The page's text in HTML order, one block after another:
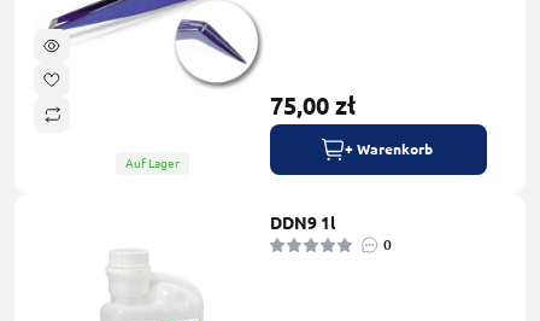
Auf Lager
75,00 zł
+ Warenkorb
DDN9 1l
0